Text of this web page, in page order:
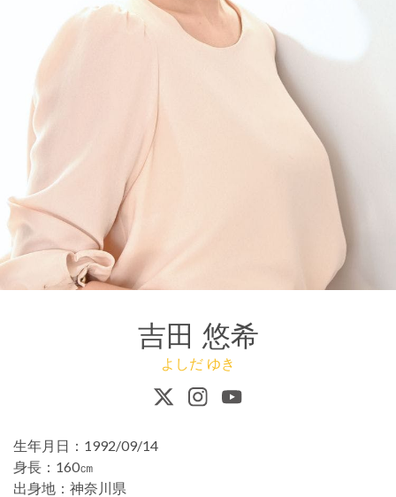
吉田 悠希
よしだ ゆき
生年月日： 1992/09/14
身長： 160㎝
出身地： 神奈川県